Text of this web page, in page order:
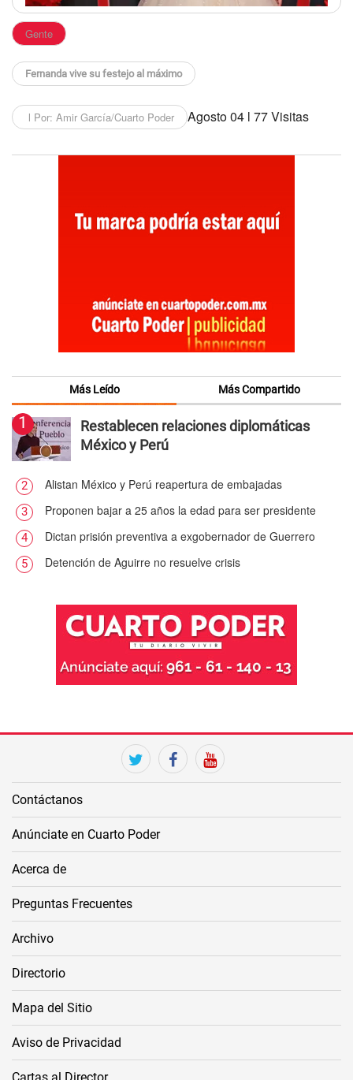
Gente
Fernanda vive su festejo al máximo
l Por: Amir García/Cuarto Poder Agosto 04 l 77 Visitas
Más Leído Más Compartido
1
Restablecen relaciones diplomáticas
México y Perú
2 Alistan México y Perú reapertura de embajadas
3 Proponen bajar a 25 años la edad para ser presidente
4 Dictan prisión preventiva a exgobernador de Guerrero
5 Detención de Aguirre no resuelve crisis
Contáctanos
Anúnciate en Cuarto Poder
Acerca de
Preguntas Frecuentes
Archivo
Directorio
Mapa del Sitio
Aviso de Privacidad
twitterfacebookyoutube